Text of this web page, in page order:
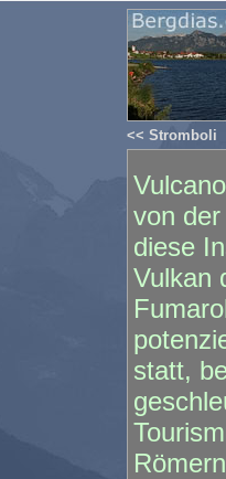
<< Stromboli
von
diese
Vulkan
statt,